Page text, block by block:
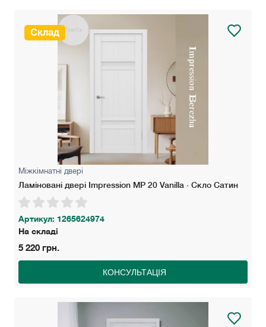
Склад
Міжкімнатні двері
Ламіновані двері Impression MP 20 Vanilla · Скло Сатин
Артикул: 1265624974
На складі
5 220 грн.
КОНСУЛЬТАЦІЯ